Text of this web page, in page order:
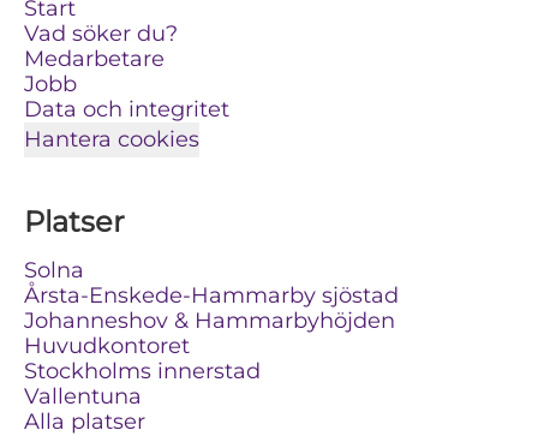
Start
Vad söker du?
Medarbetare
Jobb
Data och integritet
Hantera cookies
Platser
Solna
Årsta-Enskede-Hammarby sjöstad
Johanneshov & Hammarbyhöjden
Huvudkontoret
Stockholms innerstad
Vallentuna
Alla platser